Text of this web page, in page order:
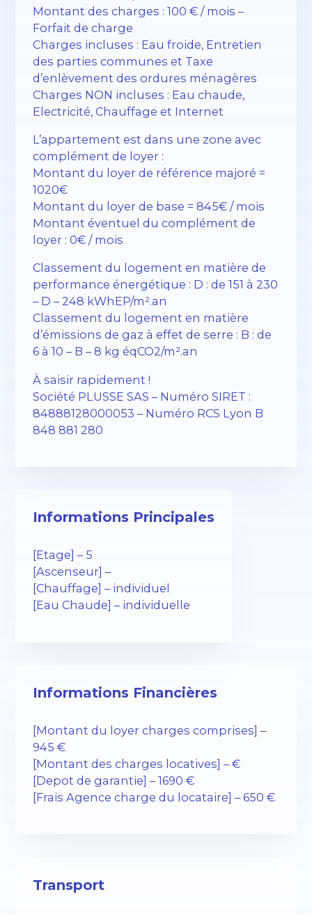
Montant des charges : 100 € / mois –
Forfait de charge
Charges incluses : Eau froide, Entretien
des parties communes et Taxe
d’enlèvement des ordures ménagères
Charges NON incluses : Eau chaude,
Electricité, Chauffage et Internet
L’appartement est dans une zone avec
complément de loyer :
Montant du loyer de référence majoré =
1020€
Montant du loyer de base = 845€ / mois
Montant éventuel du complément de
loyer : 0€ / mois
Classement du logement en matière de
performance énergétique : D : de 151 à 230
– D – 248 kWhEP/m².an
Classement du logement en matière
d’émissions de gaz à effet de serre : B : de
6 à 10 – B – 8 kg éqCO2/m².an
À saisir rapidement !
Société PLUSSE SAS – ​​Numéro SIRET :
84888128000053 – Numéro RCS Lyon B
848 881 280
Informations Principales
[Etage] – 5
[Ascenseur] –
[Chauffage] – individuel
[Eau Chaude] – individuelle
Informations Financières
[Montant du loyer charges comprises] –
945 €
[Montant des charges locatives] – €
[Depot de garantie] – 1690 €
[Frais Agence charge du locataire] – 650 €
Transport